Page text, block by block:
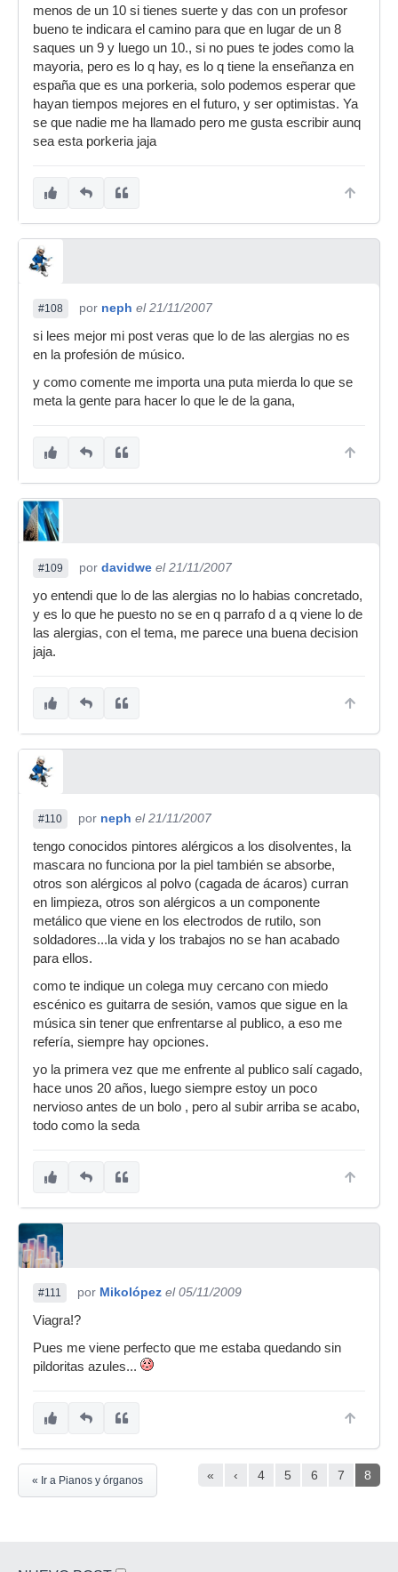
menos de un 10 si tienes suerte y das con un profesor
bueno te indicara el camino para que en lugar de un 8
saques un 9 y luego un 10., si no pues te jodes como la
mayoria, pero es lo q hay, es lo q tiene la enseñanza en
españa que es una porkeria, solo podemos esperar que
hayan tiempos mejores en el futuro, y ser optimistas. Ya
se que nadie me ha llamado pero me gusta escribir aunq
sea esta porkeria jaja
#108 por neph el 21/11/2007
si lees mejor mi post veras que lo de las alergias no es
en la profesión de músico.
y como comente me importa una puta mierda lo que se
meta la gente para hacer lo que le de la gana,
#109 por davidwe el 21/11/2007
yo entendi que lo de las alergias no lo habias concretado,
y es lo que he puesto no se en q parrafo d a q viene lo de
las alergias, con el tema, me parece una buena decision
jaja.
#110 por neph el 21/11/2007
tengo conocidos pintores alérgicos a los disolventes, la
mascara no funciona por la piel también se absorbe,
otros son alérgicos al polvo (cagada de ácaros) curran
en limpieza, otros son alérgicos a un componente
metálico que viene en los electrodos de rutilo, son
soldadores...la vida y los trabajos no se han acabado
para ellos.
como te indique un colega muy cercano con miedo
escénico es guitarra de sesión, vamos que sigue en la
música sin tener que enfrentarse al publico, a eso me
refería, siempre hay opciones.
yo la primera vez que me enfrente al publico salí cagado,
hace unos 20 años, luego siempre estoy un poco
nervioso antes de un bolo , pero al subir arriba se acabo,
todo como la seda
#111 por Mikolópez el 05/11/2009
Viagra!?
Pues me viene perfecto que me estaba quedando sin
pildoritas azules...
« ‹ 4 5 6 7 8
« Ir a Pianos y órganos